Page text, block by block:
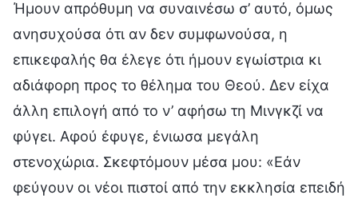
Ήμουν απρόθυμη να συναινέσω σ’ αυτό, όμως
ανησυχούσα ότι αν δεν συμφωνούσα, η
επικεφαλής θα έλεγε ότι ήμουν εγωίστρια κι
αδιάφορη προς το θέλημα του Θεού. Δεν είχα
άλλη επιλογή από το ν’ αφήσω τη Μινγκζί να
φύγει. Αφού έφυγε, ένιωσα μεγάλη
στενοχώρια. Σκεφτόμουν μέσα μου: «Εάν
φεύγουν οι νέοι πιστοί από την εκκλησία επειδή